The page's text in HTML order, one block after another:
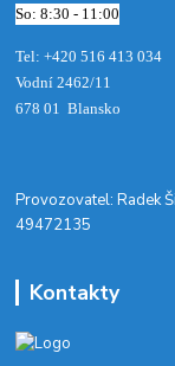
So: 8:30 - 11:00
Tel: +420 516 413 034‬
Vodní 2462/11
678 01 Blansko
​Provozovatel: Radek
49472135
Kontakty